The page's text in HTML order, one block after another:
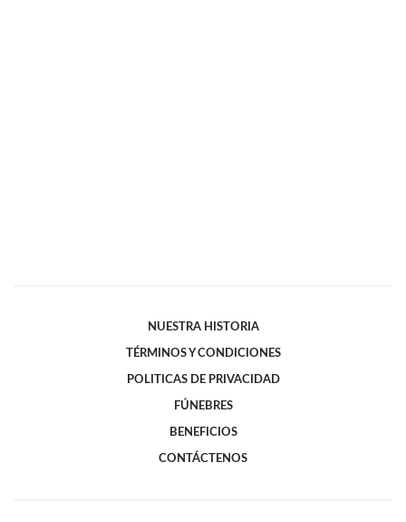
NUESTRA HISTORIA
TÉRMINOS Y CONDICIONES
POLITICAS DE PRIVACIDAD
FÚNEBRES
BENEFICIOS
CONTÁCTENOS